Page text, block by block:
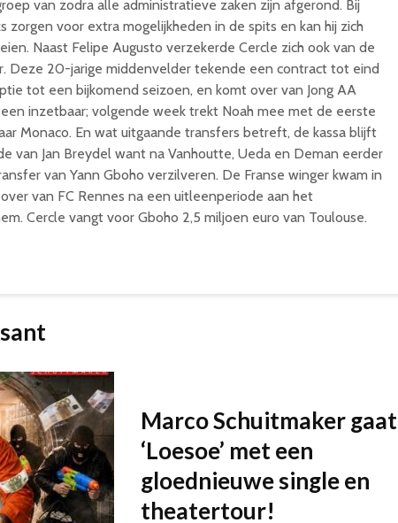
van zodra alle administratieve zaken zijn afgerond. Bij
zorgen voor extra mogelijkheden in de spits en kan hij zich
Naast Felipe Augusto verzekerde Cercle zich ook van de
Deze 20-jarige middenvelder tekende een contract tot eind
tot een bijkomend seizoen, en komt over van Jong AA
inzetbaar; volgende week trekt Noah mee met de eerste
Monaco. En wat uitgaande transfers betreft, de kassa blijft
van Jan Breydel want na Vanhoutte, Ueda en Deman eerder
van Yann Gboho verzilveren. De Franse winger kwam in
van FC Rennes na een uitleenperiode aan het
Cercle vangt voor Gboho 2,5 miljoen euro van Toulouse.
Marco Schuitmaker gaat
‘Loesoe’ met een
gloednieuwe single en
theatertour!